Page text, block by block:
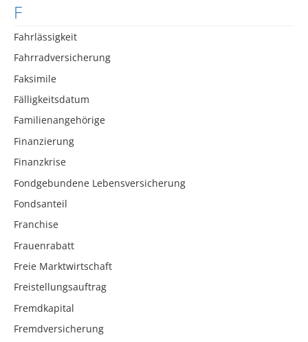
F
Fahrlässigkeit
Fahrradversicherung
Faksimile
Fälligkeitsdatum
Familienangehörige
Finanzierung
Finanzkrise
Fondgebundene Lebensversicherung
Fondsanteil
Franchise
Frauenrabatt
Freie Marktwirtschaft
Freistellungsauftrag
Fremdkapital
Fremdversicherung